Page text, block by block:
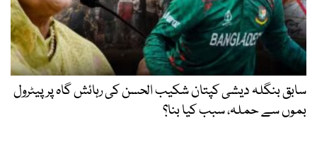
سابق بنگلہ دیشی کپتان شکیب الحسن کی رہائش گاہ پر پیٹرول
بموں سے حملہ، سبب کیا بنا؟